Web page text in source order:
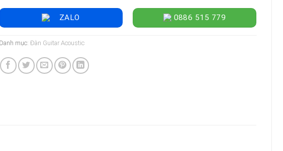
ZALO 0886 515 779
Danh mục:Đàn Guitar Acoustic